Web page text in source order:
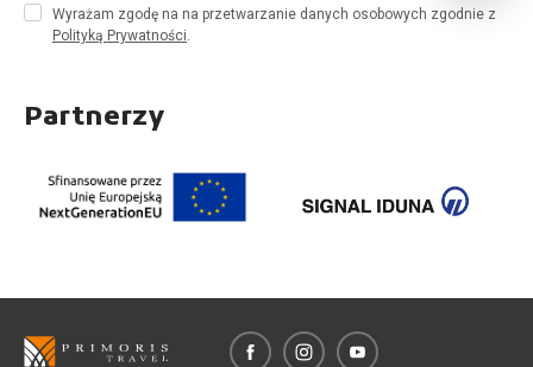
Wyrażam zgodę na na przetwarzanie danych osobowych zgodnie z
Polityką Prywatności.
Partnerzy